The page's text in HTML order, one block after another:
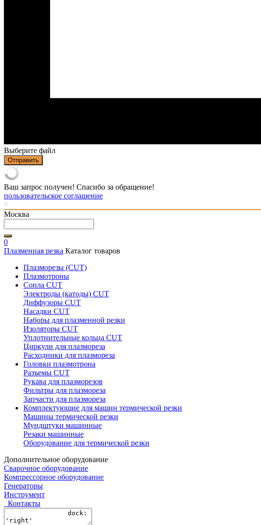
Выберите файл
Отправить
Ваш запрос получен! Спасибо за обращение!
пользовательское соглашение
Москва
0
Плазменная резка Каталог товаров
Плазморезы (CUT)
Плазмотроны
Сопла CUT
Электроды (катоды) CUT
Диффузоры CUT
Насадки CUT
Наборы для плазменной резки
Изоляторы CUT
Уплотнительные кольца CUT
Циркули для плазмореза
Расходники для плазмореза
Головки плазмотрона
Разъемы CUT
Рукава для плазморезов
Фильтры для плазмореза
Запчасти для плазмореза
Комплектующие для машин термической резки
Машины термической резки
Мундштуки машинные
Резаки машинные
Оборудование для термической резки
Дополнительное оборудование
Сварочное оборудование
Компрессорное оборудование
Генераторы
Инструмент
Контакты